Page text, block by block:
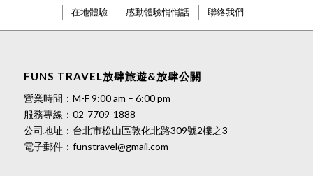
在地體驗 感動體驗悄悄話 聯絡我們
FUNS TRAVEL放肆旅遊&放肆公關
營業時間：M-F 9:00 am – 6:00 pm
服務專線： 02-7709-1888
公司地址：台北市松山區敦化北路309號2樓之3
電子郵件： funstravel@gmail.com